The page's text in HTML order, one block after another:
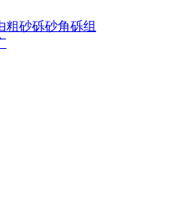
粗砂砾砂角砾组